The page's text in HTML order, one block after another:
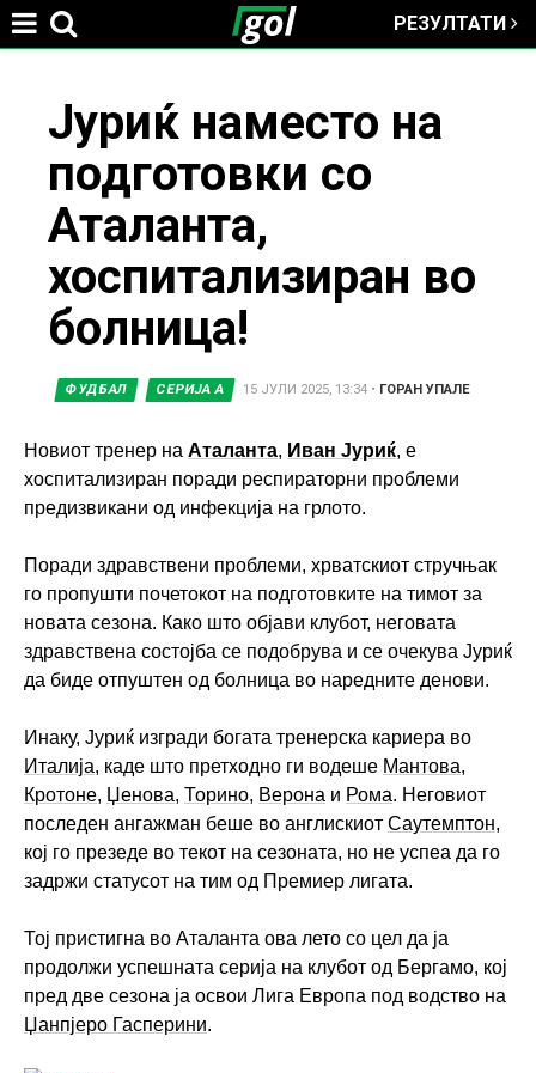
РЕЗУЛТАТИ
here
Јуриќ наместо на
подготовки со
Аталанта,
хоспитализиран во
болница!
ФУДБАЛ СЕРИЈА А 15 ЈУЛИ 2025, 13:34 • ГОРАН УПАЛЕ
Новиот тренер на Аталанта, Иван Јуриќ, е
хоспитализиран поради респираторни проблеми
предизвикани од инфекција на грлото.
Поради здравствени проблеми, хрватскиот стручњак
го пропушти почетокот на подготовките на тимот за
новата сезона. Како што објави клубот, неговата
здравствена состојба се подобрува и се очекува Јуриќ
да биде отпуштен од болница во наредните денови.
Инаку, Јуриќ изгради богата тренерска кариера во
Италија, каде што претходно ги водеше Мантова,
Кротоне, Џенова, Торино, Верона и Рома. Неговиот
последен ангажман беше во англискиот Саутемптон,
кој го презеде во текот на сезоната, но не успеа да го
задржи статусот на тим од Премиер лигата.
Тој пристигна во Аталанта ова лето со цел да ја
продолжи успешната серија на клубот од Бергамо, кој
пред две сезона ја освои Лига Европа под водство на
Џанпјеро Гасперини.